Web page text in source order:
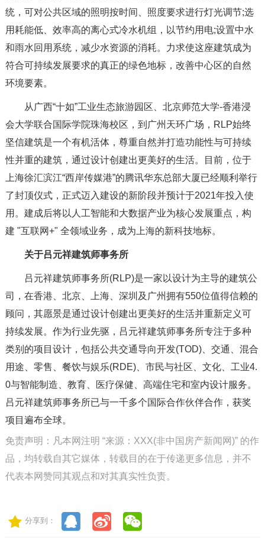
统，可对公共区域的照明按时间、照度要求进行灯光调节;选
用耗能低、效率高的离心式冷水机组，以节约用电;设置中水
和雨水回用系统，减少水资源的消耗。力求使这座建筑成为
符合可持续发展要求的真正的绿色地标，改善中心区的自然
环境要素。
从广西“十如”工业生态旅游园区、北京师范大学-香港浸
会大学联合国际学院珠海校区，到广州天环广场，RLP始终
坚信建筑是一个有机活体，尊重自然并打造功能性与可持续
性并重的建筑，通过设计创建出更美好的生活。目前，位于
上海徐汇滨江“西岸传媒港”的腾讯华东总部大厦已经顺利举行
了封顶仪式，正式迈入建设的新阶段并预计于2021年投入使
用。建成后将以人工智能和大数据产业为核心发展重点，构
建 "互联网+" 全领域业务，成为上海的新科技地标。
关于吕元祥建筑师事务所
吕元祥建筑师事务所(RLP)是一家以设计为主导的建筑公
司，在香港、北京、上海、深圳及广州拥有550位值得信赖的
顾问，其愿景是通过设计创建出更美好的生活并重新定义可
持续发展。作为行业先驱，吕元祥建筑师事务所专注于多种
类别的项目设计，包括公共交通导向开发(TOD)、交通、混合
用途、零售、餐饮与娱乐(RDE)、市民与社区、文化、工业4.
0与智能制造、教育、医疗保健、高端住宅和室内设计服务。
吕元祥建筑师事务所已与一千多个国际合作伙伴合作，获奖
项目遍布全球。
免责声明：凡本网注明 “来源：XXX(非中国房产新闻网)” 的作
品，均转载自其它媒体，转载目的在于传递更多信息，并不
代表本网赞同其观点和对其真实性负责。
分享到：